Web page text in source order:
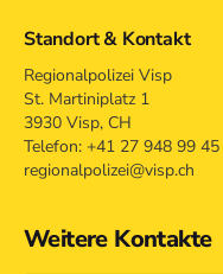
Standort & Kontakt
Regionalpolizei Visp
St. Martiniplatz 1
3930 Visp, CH
Telefon: +41 27 948 99 45
regionalpolizei@visp.ch
Weitere Kontakte